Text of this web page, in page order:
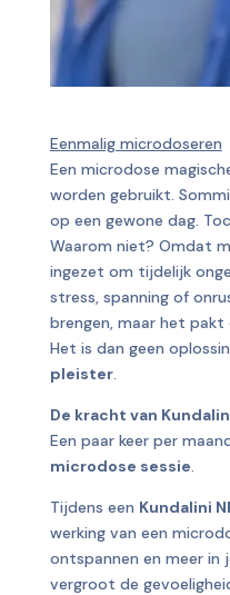
Eenmalig microdoseren
Een microdose
worden gebruikt.
op een gewone dag.
Waarom niet? Omdat
ingezet om tijdelijk
stress, spanning of
brengen, maar het pakt
Het is dan geen
pleister.
De kracht van
Een paar keer per
microdose sessie.
Tijdens een Kundalini
werking van een
ontspannen en meer in
vergroot de